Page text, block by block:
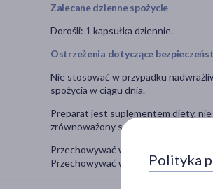
Zalecane dzienne spożycie
Dorośli: 1 kapsułka dziennie.
Ostrzeżenia dotyczące
Nie stosować w przypadku
spożycia w ciągu dnia.
Preparat jest suplementem diety,
zrównoważony sposób żywienia i
Przechowywać w suchym miejscu.
Przechowywać w sposóbPolityka